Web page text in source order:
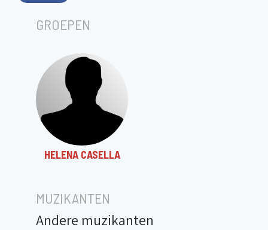
GROEPEN
HELENA CASELLA
MUZIKANTEN
Andere muzikanten